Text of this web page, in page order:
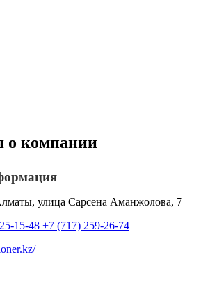
о компании
улица Сарсена Аманжолова, 7
15-48 +7 (717) 259-26-74